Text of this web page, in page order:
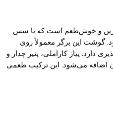
و خوش‌طعم استکه با سس
گوشت این برگر معمولاً روی
دارد. پیاز کاراملی، پنیر چدار و
اضافه می‌شود. این ترکیب طعمی